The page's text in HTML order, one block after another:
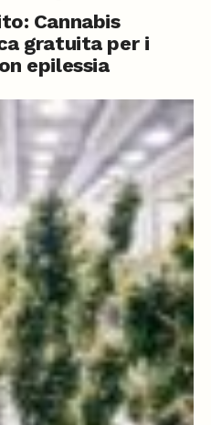
Cannabis
gratuita per i
epilessia